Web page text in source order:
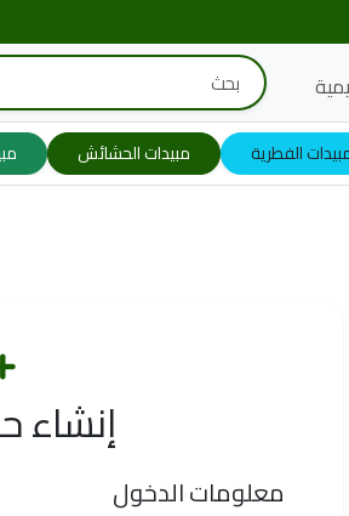
الفطرية مبيدات الحشائش
إنشاء
معلومات الدخول